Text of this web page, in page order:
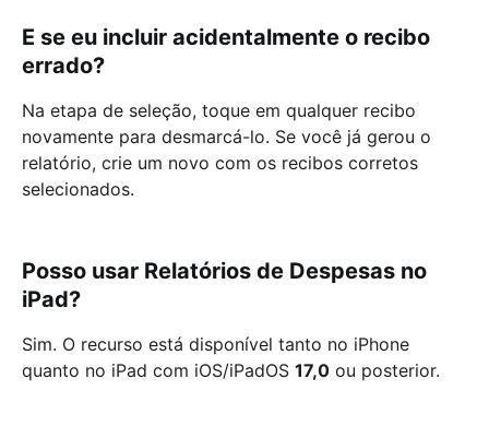
E se eu incluir acidentalmente o recibo
errado?
Na etapa de seleção, toque em qualquer recibo
novamente para desmarcá-lo. Se você já gerou o
relatório, crie um novo com os recibos corretos
selecionados.
Posso usar Relatórios de Despesas no
iPad?
Sim. O recurso está disponível tanto no iPhone
quanto no iPad com iOS/iPadOS 17,0 ou posterior.